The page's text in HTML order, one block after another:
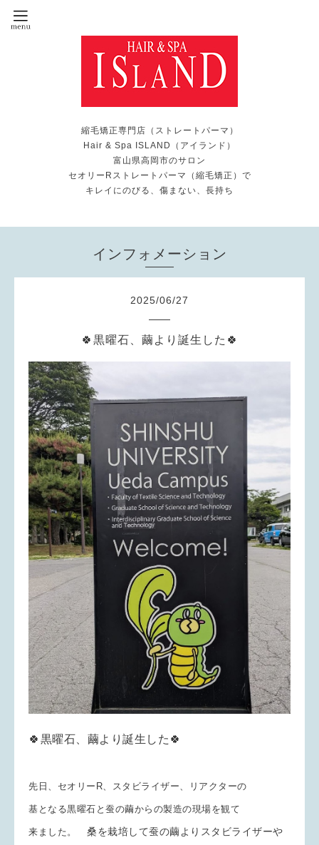
縮毛矯正専門店（ストレートパーマ）
Hair & Spa ISLAND（アイランド）
富山県高岡市のサロン
セオリーRストレートパーマ（縮毛矯正）で
キレイにのびる、傷まない、長持ち
インフォメーション
2025/06/27
🍀黒曜石、繭より誕生した🍀
🍀黒曜石、繭より誕生した🍀
先日、セオリーR、スタビライザー、リアクターの
基となる黒曜石と蚕の繭からの製造の現場を観て
来ました。
桑を栽培して蚕の繭よりスタビライザーや